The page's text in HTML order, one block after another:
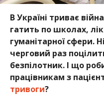
В Україні триває
гатить по школах,
гуманітарної сфери.
черговий раз
безпілотник. І що
працівникам з
тривоги?